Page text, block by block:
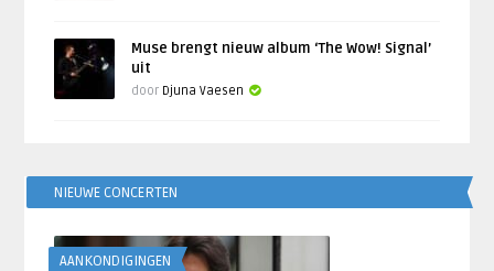
Muse brengt nieuw album ‘The Wow! Signal’
uit
door Djuna Vaesen
NIEUWE CONCERTEN
AANKONDIGINGEN